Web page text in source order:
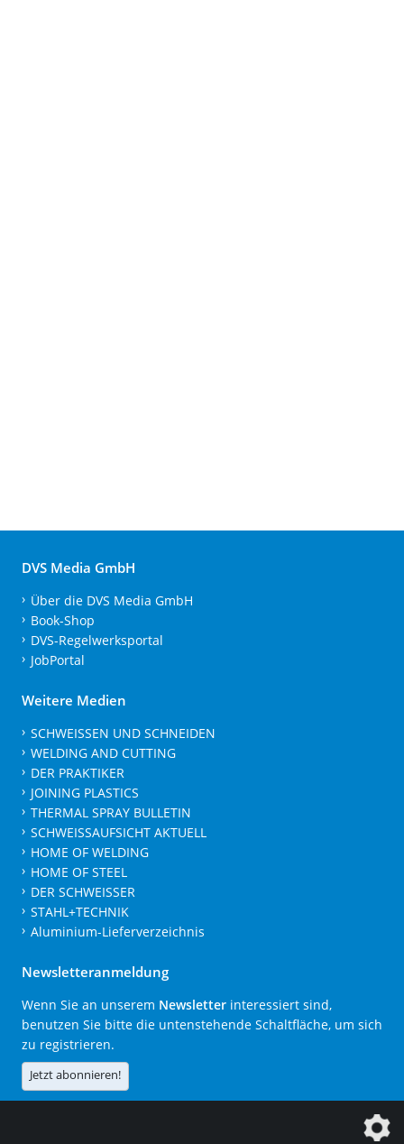
DVS Media GmbH
Über die DVS Media GmbH
Book-Shop
DVS-Regelwerksportal
JobPortal
Weitere Medien
SCHWEISSEN UND SCHNEIDEN
WELDING AND CUTTING
DER PRAKTIKER
JOINING PLASTICS
THERMAL SPRAY BULLETIN
SCHWEISSAUFSICHT AKTUELL
HOME OF WELDING
HOME OF STEEL
DER SCHWEISSER
STAHL+TECHNIK
Aluminium-Lieferverzeichnis
Newsletteranmeldung
Wenn Sie an unserem Newsletter interessiert sind,
benutzen Sie bitte die untenstehende Schaltfläche, um sich
zu registrieren.
Jetzt abonnieren!